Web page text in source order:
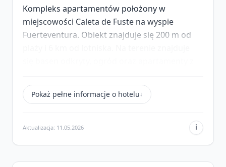
Kompleks apartamentów położony w
miejscowości Caleta de Fuste na wyspie
Fuerteventura. Obiekt znajduje się 200 m od
Położenie
Fuste na wyspie Fuerteventura. Położony jest
Pokaż pełne informacje o hotelu↓
Aktualizacja: 11.05.2026 i